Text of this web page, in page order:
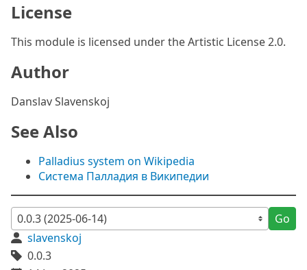
License
This module is licensed under the Artistic License 2.0.
Author
Danslav Slavenskoj
See Also
Palladius system on Wikipedia
Система Палладия в Википедии
Go
slavenskoj
0.0.3